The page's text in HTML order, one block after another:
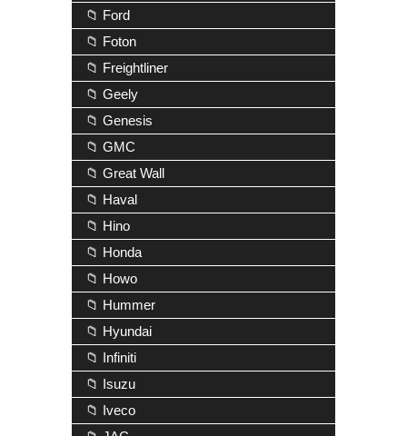
📁 Ford
📁 Foton
📁 Freightliner
📁 Geely
📁 Genesis
📁 GMC
📁 Great Wall
📁 Haval
📁 Hino
📁 Honda
📁 Howo
📁 Hummer
📁 Hyundai
📁 Infiniti
📁 Isuzu
📁 Iveco